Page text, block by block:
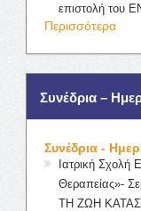
επιστολή του
Περισσότερα
Συνέδρια –
Συνέδρια -
Ιατρική
Θεραπείας»-
ΤΗ ΖΩΗ